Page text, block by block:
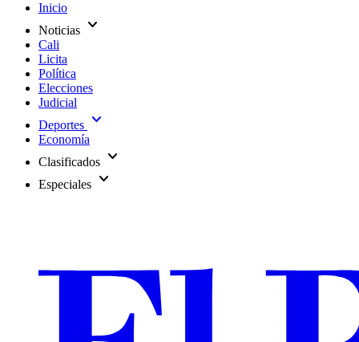
Inicio
Noticias expand_more
Cali
Licita
Política
Elecciones
Judicial
Deportes expand_more
Economía
Clasificados expand_more
Especiales expand_more